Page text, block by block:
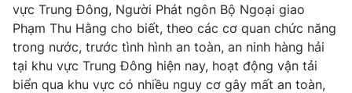
vực Trung Đông, Người Phát ngôn Bộ Ngoại giao
Phạm Thu Hằng cho biết, theo các cơ quan chức năng
trong nước, trước tình hình an toàn, an ninh hàng hải
tại khu vực Trung Đông hiện nay, hoạt động vận tải
biển qua khu vực có nhiều nguy cơ gây mất an toàn,